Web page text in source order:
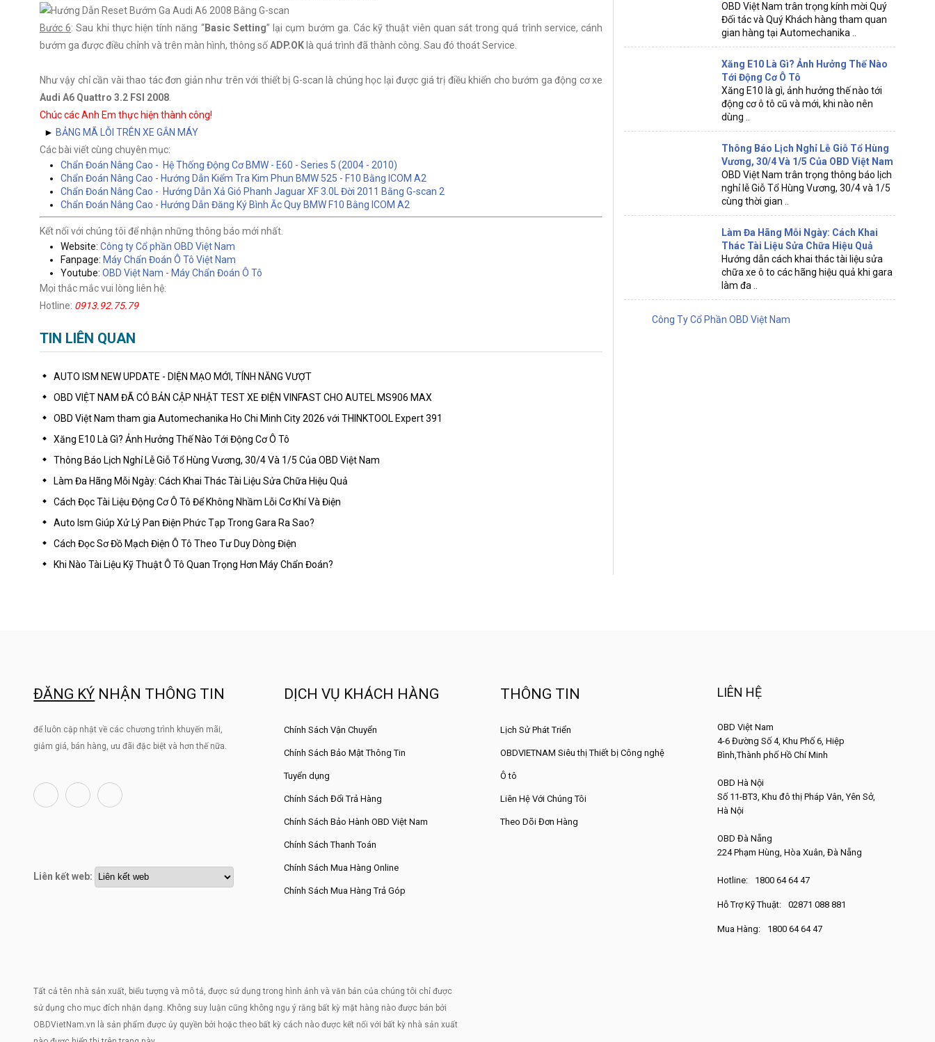
Bước 6: Sau khi thực hiện tính năng “Basic Setting” lại cụm bướm ga. Các kỹ thuật viên quan sát trong quá trình service, cánh
bướm ga được điều chỉnh và trên màn hình, thông sốADP.OK là quá trình đã thành công. Sau đó thoát Service.
Như vậy chỉ cần vài thao tác đơn giản như trên với thiết bị G-scan là chúng học lại được giá trị điều khiển cho bướm ga động cơ xe
Audi A6 Quattro 3.2 FSI 2008
Chúc các Anh Em thực hiện thành công!
► BẢNG MÃ LỖI TRÊN XE GẮN MÁY
Các bài viết cùng chuyên mục:
Chẩn Đoán Nâng Cao - Hệ Thống Động Cơ BMW - E60 - Series 5 (2004 - 2010)
Chẩn Đoán Nâng Cao - Hướng Dẫn Kiểm Tra Kim Phun BMW 525 - F10 Bằng ICOM A2
Chẩn Đoán Nâng Cao - Hướng Dẫn Xả Gió Phanh Jaguar XF 3.0L Đời 2011 Bằng G-scan 2
Chẩn Đoán Nâng Cao - Hướng Dẫn Đăng Ký Bình Ăc Quy BMW F10 Bằng ICOM A2
Kết nối với chúng tôi để nhận những thông báo mới nhất.
Website: Công ty Cổ phần OBD Việt Nam
Fanpage: Máy Chẩn Đoán Ô Tô Việt Nam
Youtube: OBD Việt Nam - Máy Chẩn Đoán Ô Tô
Mọi thắc mắc vui lòng liên hệ:
Hotline: 0913.92.75.79
TIN LIÊN QUAN
AUTO ISM NEW UPDATE - DIỆN MẠO MỚI, TÍNH NĂNG VƯỢT
OBD VIỆT NAM ĐÃ CÓ BẢN CẬP NHẬT TEST XE ĐIỆN VINFAST CHO AUTEL MS906 MAX
OBD Việt Nam tham gia Automechanika Ho Chi Minh City 2026 với THINKTOOL Expert 391
Xăng E10 Là Gì? Ảnh Hưởng Thế Nào Tới Động Cơ Ô Tô
Thông Báo Lịch Nghỉ Lễ Giỗ Tổ Hùng Vương, 30/4 Và 1/5 Của OBD Việt Nam
Làm Đa Hãng Mỗi Ngày: Cách Khai Thác Tài Liệu Sửa Chữa Hiệu Quả
Cách Đọc Tài Liệu Động Cơ Ô Tô Để Không Nhầm Lỗi Cơ Khí Và Điện
Auto Ism Giúp Xử Lý Pan Điện Phức Tạp Trong Gara Ra Sao?
Cách Đọc Sơ Đồ Mạch Điện Ô Tô Theo Tư Duy Dòng Điện
Khi Nào Tài Liệu Kỹ Thuật Ô Tô Quan Trọng Hơn Máy Chẩn Đoán?
OBD Việt Nam trân trọng kính mời Quý
Đối tác và Quý Khách hàng tham quan
gian hàng tại Automechanika ..
Xăng E10 Là Gì? Ảnh Hưởng Thế Nào
Tới Động Cơ Ô Tô
Xăng E10 là gì, ảnh hưởng thế nào tới
động cơ ô tô cũ và mới, khi nào nên
dùng ..
Thông Báo Lịch Nghỉ Lễ Giỗ Tổ Hùng
Vương, 30/4 Và 1/5 Của OBD Việt Nam
OBD Việt Nam trân trọng thông báo lịch
nghỉ lễ Giỗ Tổ Hùng Vương, 30/4 và 1/5
cùng thời gian ..
Làm Đa Hãng Mỗi Ngày: Cách Khai
Thác Tài Liệu Sửa Chữa Hiệu Quả
Hướng dẫn cách khai thác tài liệu sửa
chữa xe ô to các hãng hiệu quả khi gara
làm đa ..
Công Ty Cổ Phần OBD Việt Nam
ĐĂNG KÝ NHẬN THÔNG TIN
để luôn cập nhật về các chương trình khuyến mãi,
giảm giá, bán hàng, ưu đãi đặc biệt và hơn thế nữa.
Liên kết web:
DỊCH VỤ KHÁCH HÀNG
Chính Sách Vận Chuyển
Chính Sách Bảo Mật Thông Tin
Tuyển dụng
Chính Sách Đổi Trả Hàng
Chính Sách Bảo Hành OBD Việt Nam
Chính Sách Thanh Toán
Chính Sách Mua Hàng Online
Chính Sách Mua Hàng Trả Góp
THÔNG TIN
Lịch Sử Phát Triển
OBDVIETNAM Siêu thị Thiết bị Công nghệ
Ô tô
Liên Hệ Với Chúng Tôi
Theo Dõi Đơn Hàng
LIÊN HỆ
OBD Việt Nam
4-6 Đường Số 4, Khu Phố 6, Hiệp
Bình,Thành phố Hồ Chí Minh
OBD Hà Nội
Số 11-BT3, Khu đô thị Pháp Vân, Yên Sở,
Hà Nội
OBD Đà Nẵng
224 Phạm Hùng, Hòa Xuân, Đà Nẵng
Hotline: 1800 64 64 47
Hỗ Trợ Kỹ Thuật: 02871 088 881
Mua Hàng: 1800 64 64 47
Tất cả tên nhà sản xuất, biểu tượng và mô tả, được sử dụng trong hình ảnh và văn bản của chúng tôi chỉ được
sử dụng cho mục đích nhận dạng. Không suy luận cũng không ngụ ý rằng bất kỳ mặt hàng nào được bán bởi
OBDVietNam.vn là sản phẩm được ủy quyền bởi hoặc theo bất kỳ cách nào được kết nối với bất kỳ nhà sản xuất